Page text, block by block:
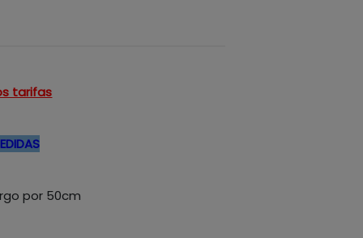
tarifas
por 50cm